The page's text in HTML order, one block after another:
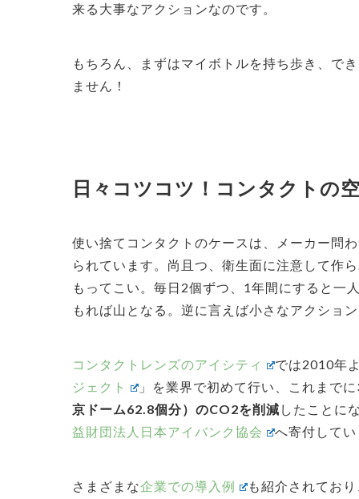
来る大事なアクションなのです。
もちろん、まずはマイボトルを持ち歩き、で
ません！
日々コツコツ！コンタクトの
使い捨てコンタクトのケースは、メーカー問
られています。尚且つ、衛生面に注意して作
もってこい。 毎日2個ずつ、1年間にすると一
もれば山となる。逆に言えば小さなアクショ
コンタクトレンズのアイシティ
では2010年
ジェクト
」を業界で初めて行い、これまで
京ドーム62.8個分）のCO2を削減 したことに
益財団法人日本アイバンク協会
へ寄付して
さまざまな企業での導入例 も紹介されてお